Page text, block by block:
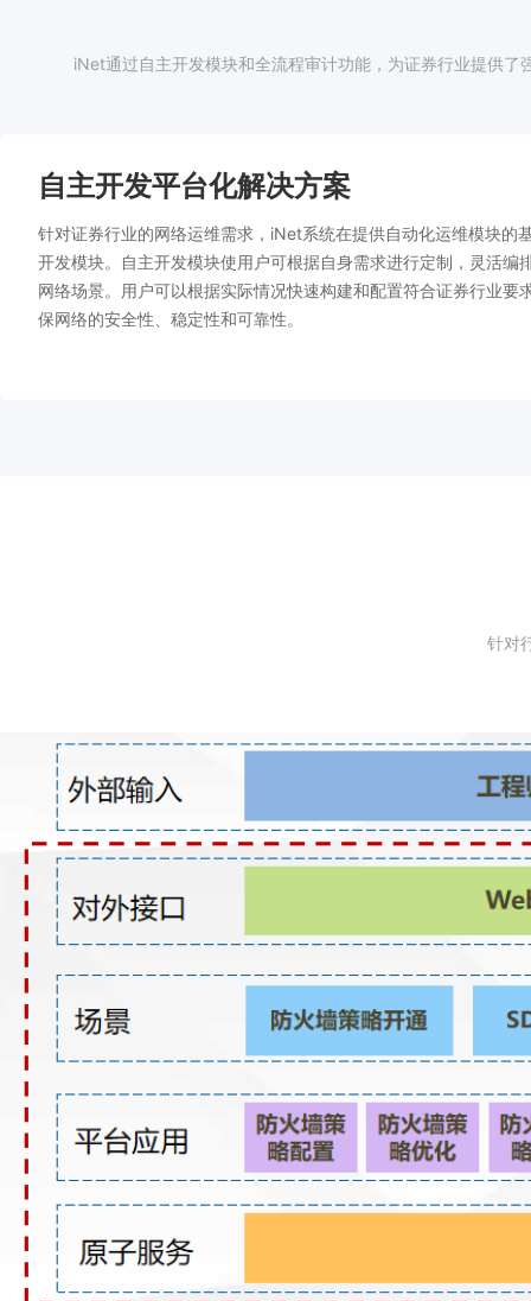
iNet通过自主开发模块和全流程审计功能，为证券行业提供
自主开发平台化解决方案
针对证券行业的网络运维需求，iNet系统在提供自动化运维模块的
开发模块。自主开发模块使用户可根据自身需求进行定制，灵活编
网络场景。用户可以根据实际情况快速构建和配置符合证券行业要
保网络的安全性、稳定性和可靠性。
针对